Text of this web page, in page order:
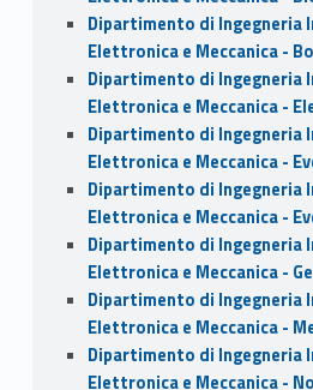
Dipartimento di Ingegneria
Elettronica e Meccanica -
Dipartimento di Ingegneria
Elettronica e Meccanica -
Dipartimento di Ingegneria
Elettronica e Meccanica -
Dipartimento di Ingegneria
Elettronica e Meccanica -
Dipartimento di Ingegneria
Elettronica e Meccanica -
Dipartimento di Ingegneria
Elettronica e Meccanica -
Dipartimento di Ingegneria
Elettronica e Meccanica -